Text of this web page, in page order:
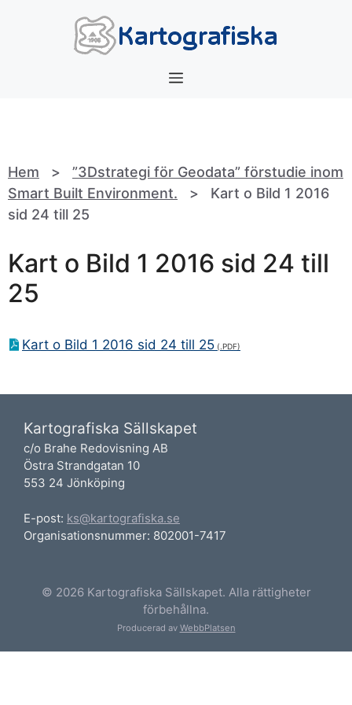
Meny
Hem > ”3Dstrategi för Geodata” förstudie inom
Smart Built Environment. > Kart o Bild 1 2016
sid 24 till 25
Kart o Bild 1 2016 sid 24 till
25
Kart o Bild 1 2016 sid 24 till 25
Kartografiska Sällskapet
c/o Brahe Redovisning AB
Östra Strandgatan 10
553 24 Jönköping
E-post: ks@kartografiska.se
Organisationsnummer: 802001-7417
© 2026 Kartografiska Sällskapet. Alla rättigheter
förbehållna.
Producerad av WebbPlatsen